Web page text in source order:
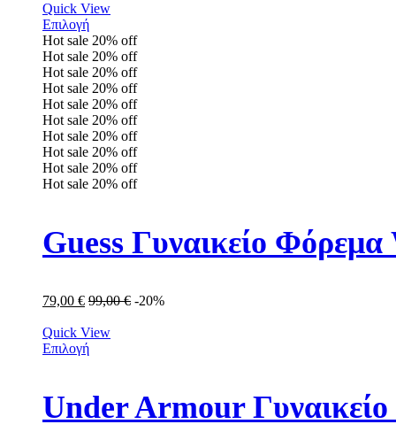
Quick View
Επιλογή
Hot sale 20% off
Hot sale 20% off
Hot sale 20% off
Hot sale 20% off
Hot sale 20% off
Hot sale 20% off
Hot sale 20% off
Hot sale 20% off
Hot sale 20% off
Hot sale 20% off
Guess Γυναικείο
79,00 € 99,00€ -20%
Quick View
Επιλογή
Under Armour